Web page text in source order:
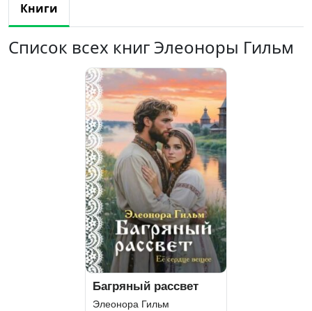
Книги
Список всех книг Элеоноры Гильм
Багряный рассвет
Элеонора Гильм